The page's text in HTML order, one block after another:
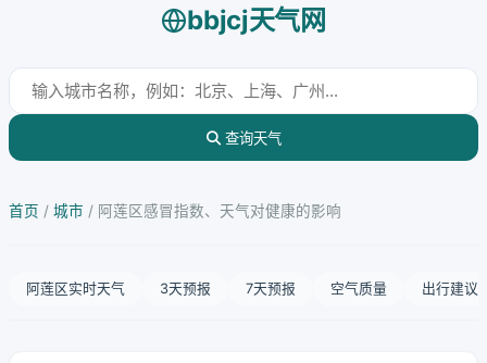
bbjcj天气网
查询天气
首页 / 城市 / 阿莲区感冒指数、天气对健康的影响
阿莲区实时天气 3天预报 7天预报 空气质量 出行建议